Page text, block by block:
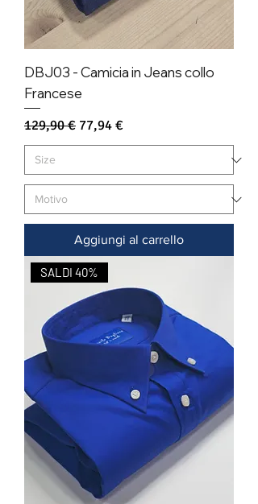
DBJ03 - Camicia in Jeans collo
Francese
Prezzo regolare
129,90 € Prezzo scontato
77,94 €
Aggiungi al carrello
SALDI 40%